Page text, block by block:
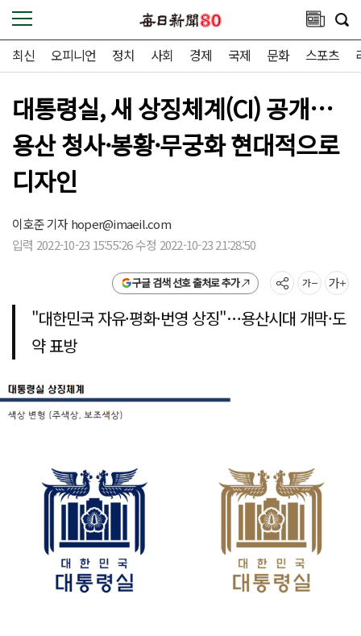
최신 오피니언 정치 사회 경제 국제 문화 스포츠
대통령실, 새 상징체계(CI) 공개…
용산 청사·봉황·무궁화 현대적으로
디자인
이호준 기자hoper@imaeil.com
입력 2022-10-23 15:55:26 수정 2022-10-23 21:28:50
구글 검색 선호 출처로 추가
"대한민국 자유·평화·번영 상징"…용산시대 개막·도
약 표방